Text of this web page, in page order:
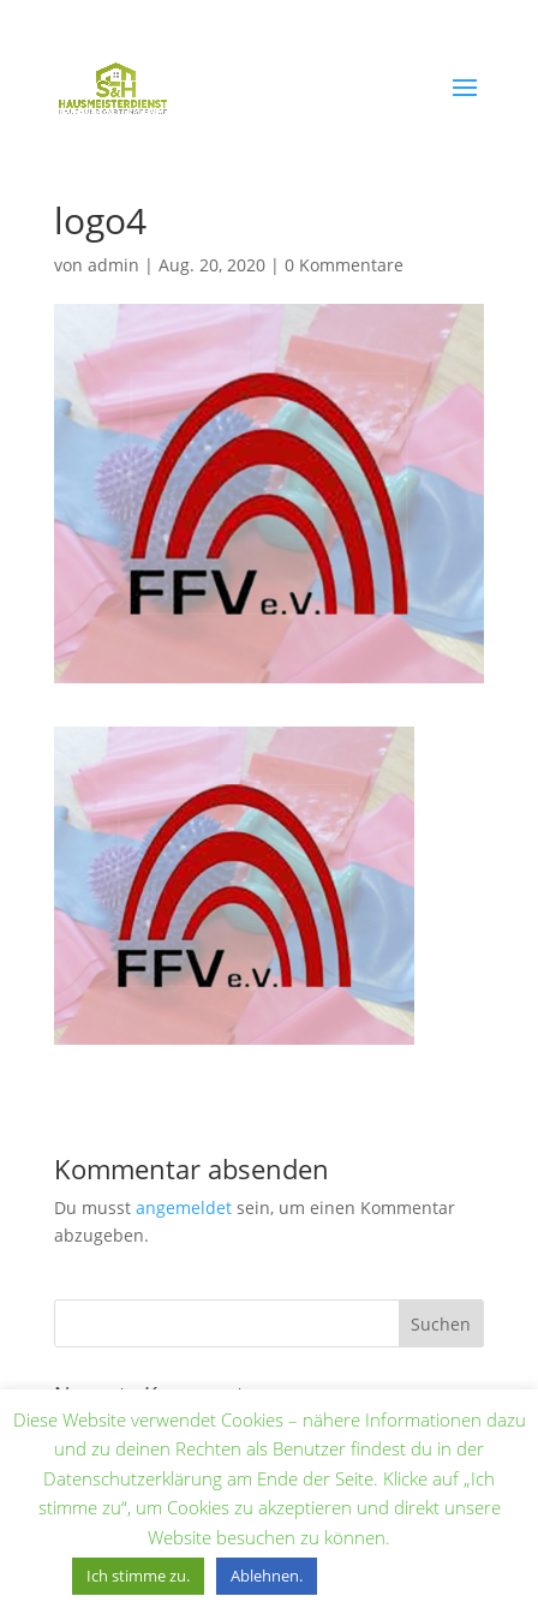
logo4
von admin | Aug. 20, 2020| 0 Kommentare
Kommentar absenden
Du musst angemeldetsein, um einen Kommentar
abzugeben.
Neueste Kommentare
Impressum Datenschutz
© Copyright 2024 | Site created by Liberty-Design.de
Diese Website verwendet Cookies – nähere Informationen dazu
und zu deinen Rechten als Benutzer findest du in der
Datenschutzerklärung am Ende der Seite. Klicke auf „Ich
stimme zu“, um Cookies zu akzeptieren und direkt unsere
Website besuchen zu können.
Ich stimme zu. Ablehnen.